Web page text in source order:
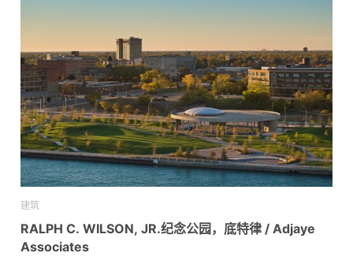
建筑
RALPH C. WILSON, JR.纪念公园，底特律 / Adjaye
Associates